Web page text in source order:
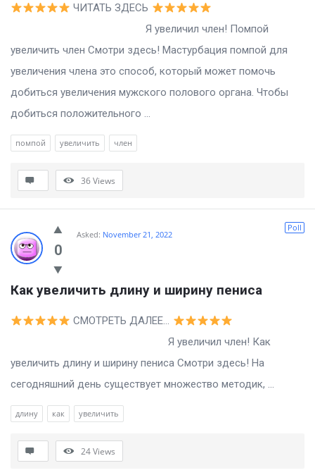
ЧИТАТЬ ЗДЕСЬ
Я увеличил член! Помпой
увеличить член Смотри здесь! Мастурбация помпой для
увеличения члена это способ, который может помочь
добиться увеличения мужского полового органа. Чтобы
добиться положительного ...
помпой увеличить член
36Views
0
Poll
Asked: November 21, 2022
Как увеличить длину и ширину пениса
СМОТРЕТЬ ДАЛЕЕ…
Я увеличил член! Как
увеличить длину и ширину пениса Смотри здесь! На
сегодняшний день существует множество методик, ...
длину как увеличить
24Views